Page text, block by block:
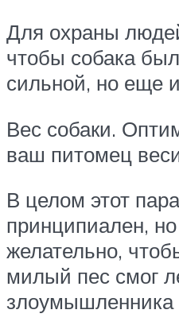
Для охраны
чтобы собака
сильной, но еще
Вес собаки.
ваш питомец
В целом этот
принципиален,
желательно,
милый пес смог
злоумышленника